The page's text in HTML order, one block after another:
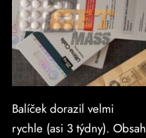
Balíček dorazil velmi
rychle (asi 3 týdny). Obsah